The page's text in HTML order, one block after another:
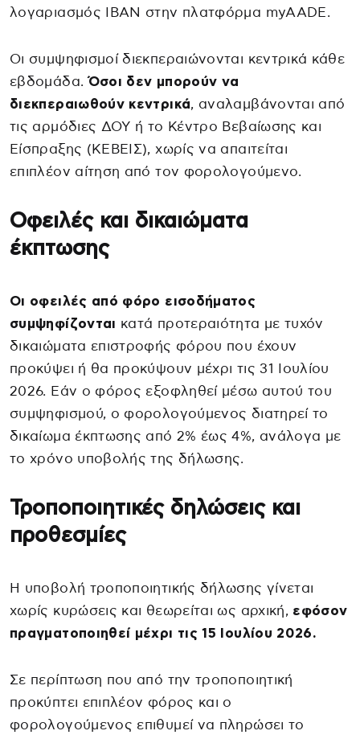
λογαριασμός IBAN στην πλατφόρμα myAADE.
Οι συμψηφισμοί διεκπεραιώνονται κεντρικά κάθε
εβδομάδα.Όσοι δεν μπορούν να
διεκπεραιωθούν κεντρικά, αναλαμβάνονται από
τις αρμόδιες ΔΟΥ ή το Κέντρο Βεβαίωσης και
Είσπραξης (ΚΕΒΕΙΣ), χωρίς να απαιτείται
επιπλέον αίτηση από τον φορολογούμενο.
Οφειλές και δικαιώματα
έκπτωσης
Οι οφειλές από φόρο εισοδήματος
συμψηφίζονται κατά προτεραιότητα με τυχόν
δικαιώματα επιστροφής φόρου που έχουν
προκύψει ή θα προκύψουν μέχρι τις 31 Ιουλίου
2026. Εάν ο φόρος εξοφληθεί μέσω αυτού του
συμψηφισμού, ο φορολογούμενος διατηρεί το
δικαίωμα έκπτωσης από 2% έως 4%, ανάλογα με
το χρόνο υποβολής της δήλωσης.
Τροποποιητικές δηλώσεις και
προθεσμίες
Η υποβολή τροποποιητικής δήλωσης γίνεται
χωρίς κυρώσεις και θεωρείται ως αρχική, εφόσον
πραγματοποιηθεί μέχρι τις 15 Ιουλίου 2026.
Σε περίπτωση που από την τροποποιητική
προκύπτει επιπλέον φόρος και ο
φορολογούμενος επιθυμεί να πληρώσει το